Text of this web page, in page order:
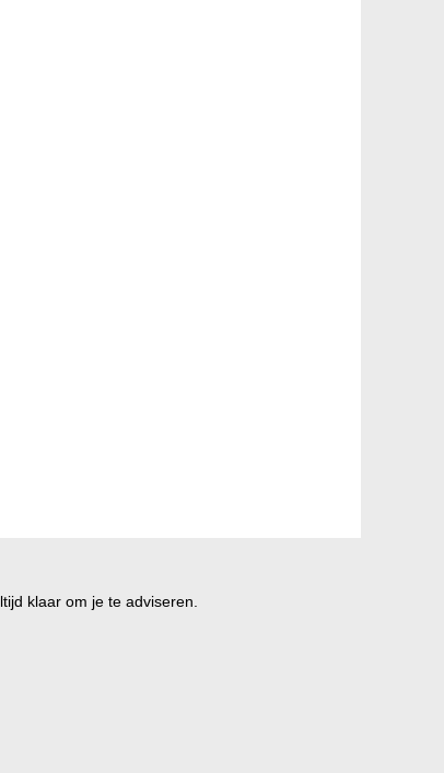
klaar om je te adviseren.